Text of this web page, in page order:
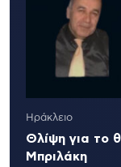
Ηράκλειο
Θλίψη για το
Μπριλάκη